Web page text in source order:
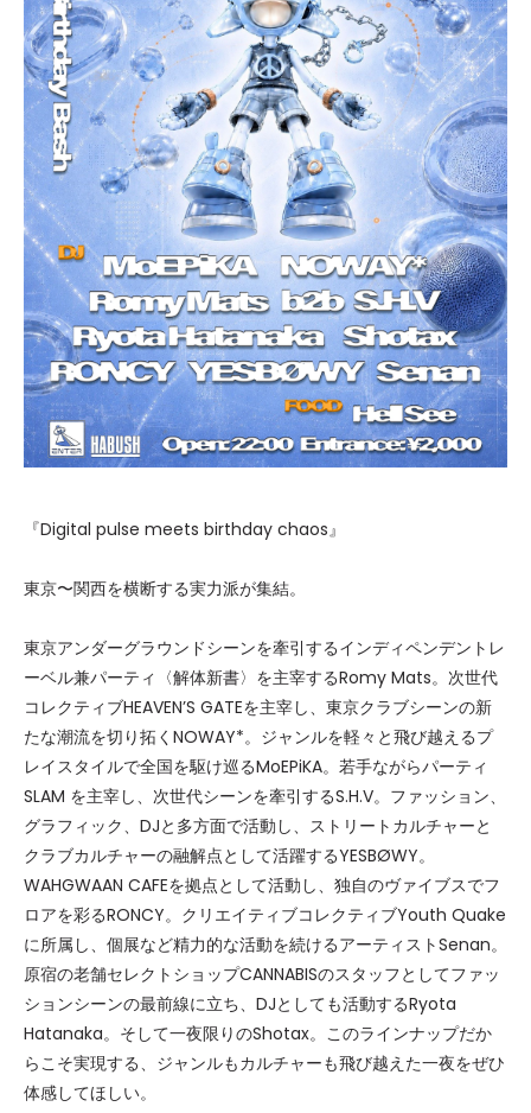
『Digital pulse meets birthday chaos』
東京〜関西を横断する実力派が集結。
東京アンダーグラウンドシーンを牽引するインディペンデントレ
ーベル兼パーティ〈解体新書〉を主宰するRomy Mats。次世代
コレクティブHEAVEN’S GATEを主宰し、東京クラブシーンの新
たな潮流を切り拓くNOWAY*。ジャンルを軽々と飛び越えるプ
レイスタイルで全国を駆け巡るMoEPiKA。若手ながらパーティ
SLAM を主宰し、次世代シーンを牽引するS.H.V。ファッション、
グラフィック、DJと多方面で活動し、ストリートカルチャーと
クラブカルチャーの融解点として活躍するYESBØWY。
WAHGWAAN CAFEを拠点として活動し、独自のヴァイブスでフ
ロアを彩るRONCY。クリエイティブコレクティブYouth Quake
に所属し、個展など精力的な活動を続けるアーティストSenan。
原宿の老舗セレクトショップCANNABISのスタッフとしてファッ
ションシーンの最前線に立ち、DJとしても活動するRyota
Hatanaka。そして一夜限りのShotax。このラインナップだか
らこそ実現する、ジャンルもカルチャーも飛び越えた一夜をぜひ
体感してほしい。